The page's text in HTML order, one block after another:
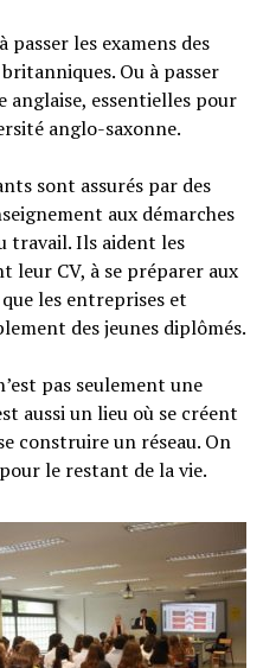
passer les examens des
Ou à passer
essentielles pour
anglo-saxonne.
sont assurés par des
aux démarches
travail. Ils aident les
leur CV, à se préparer aux
les entreprises et
des jeunes diplômés.
pas seulement une
aussi un lieu où se créent
construire un réseau. On
le restant de la vie.